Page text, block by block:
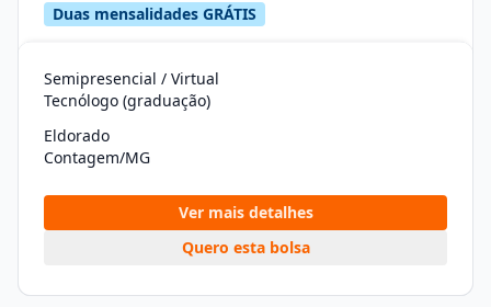
Duas mensalidades GRÁTIS
Semipresencial / Virtual
Tecnólogo (graduação)
Eldorado
Contagem/MG
Ver mais detalhes
Quero esta bolsa